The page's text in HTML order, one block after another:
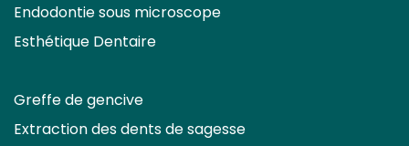
Endodontie sous microscope
Esthétique Dentaire
Greffe de gencive
Extraction des dents de sagesse